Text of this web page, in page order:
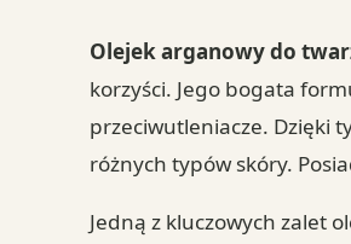
Olejek arganowy do
korzyści. Jego bogata
przeciwutleniacze. Dzięki
różnych typów skóry.
Jedną z kluczowych zalet